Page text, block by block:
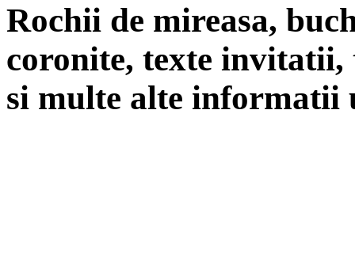
Rochii de mireasa,
coronite, texte
si multe alte informatii